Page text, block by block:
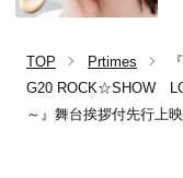
TOP Prtimes
G20 ROCK☆SHOW
～』舞台挨拶付先行上